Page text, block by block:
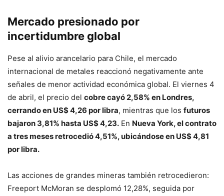
Mercado presionado por
incertidumbre global
Pese al alivio arancelario para Chile, el mercado
internacional de metales reaccionó negativamente ante
señales de menor actividad económica global. El viernes 4
de abril, el precio del cobre cayó 2,58% en Londres,
cerrando en US$ 4,26 por libra, mientras que los futuros
bajaron 3,81% hasta US$ 4,23. En Nueva York, el contrato
a tres meses retrocedió 4,51%, ubicándose en US$ 4,81
por libra.
Las acciones de grandes mineras también retrocedieron:
Freeport McMoran se desplomó 12,28%, seguida por